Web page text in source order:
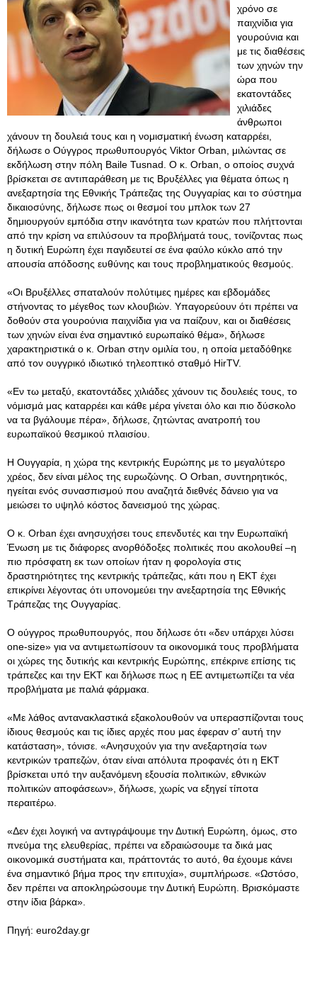
χρόνο σε
παιχνίδια για
γουρούνια και
με τις διαθέσεις
των χηνών την
ώρα που
εκατοντάδες
χιλιάδες
άνθρωποι
χάνουν τη δουλειά τους και η νομισματική ένωση καταρρέει,
δήλωσε ο Ούγγρος πρωθυπουργός Viktor Orban, μιλώντας σε
εκδήλωση στην πόλη Baile Tusnad. Ο κ. Orban, ο οποίος συχνά
βρίσκεται σε αντιπαράθεση με τις Βρυξέλλες για θέματα όπως η
ανεξαρτησία της Εθνικής Τράπεζας της Ουγγαρίας και το σύστημα
δικαιοσύνης, δήλωσε πως οι θεσμοί του μπλοκ των 27
δημιουργούν εμπόδια στην ικανότητα των κρατών που πλήττονται
από την κρίση να επιλύσουν τα προβλήματά τους, τονίζοντας πως
η δυτική Ευρώπη έχει παγιδευτεί σε ένα φαύλο κύκλο από την
απουσία απόδοσης ευθύνης και τους προβληματικούς θεσμούς.
«Οι Βρυξέλλες σπαταλούν πολύτιμες ημέρες και εβδομάδες
στήνοντας το μέγεθος των κλουβιών. Υπαγορεύουν ότι πρέπει να
δοθούν στα γουρούνια παιχνίδια για να παίζουν, και οι διαθέσεις
των χηνών είναι ένα σημαντικό ευρωπαίκό θέμα», δήλωσε
χαρακτηριστικά ο κ. Orban στην ομιλία του, η οποία μεταδόθηκε
από τον ουγγρικό ιδιωτικό τηλεοπτικό σταθμό HirTV.
«Εν τω μεταξύ, εκατοντάδες χιλιάδες χάνουν τις δουλειές τους, το
νόμισμά μας καταρρέει και κάθε μέρα γίνεται όλο και πιο δύσκολο
να τα βγάλουμε πέρα», δήλωσε, ζητώντας ανατροπή του
ευρωπαϊκού θεσμικού πλαισίου.
Η Ουγγαρία, η χώρα της κεντρικής Ευρώπης με το μεγαλύτερο
χρέος, δεν είναι μέλος της ευρωζώνης. Ο Orban, συντηρητικός,
ηγείται ενός συνασπισμού που αναζητά διεθνές δάνειο για να
μειώσει το υψηλό κόστος δανεισμού της χώρας.
Ο κ. Orban έχει ανησυχήσει τους επενδυτές και την Ευρωπαϊκή
Ένωση με τις διάφορες ανορθόδοξες πολιτικές που ακολουθεί –η
πιο πρόσφατη εκ των οποίων ήταν η φορολογία στις
δραστηριότητες της κεντρικής τράπεζας, κάτι που η ΕΚΤ έχει
επικρίνει λέγοντας ότι υπονομεύει την ανεξαρτησία της Εθνικής
Τράπεζας της Ουγγαρίας.
Ο ούγγρος πρωθυπουργός, που δήλωσε ότι «δεν υπάρχει λύσει
one-size» για να αντιμετωπίσουν τα οικονομικά τους προβλήματα
οι χώρες της δυτικής και κεντρικής Ευρώπης, επέκρινε επίσης τις
τράπεζες και την ΕΚΤ και δήλωσε πως η ΕΕ αντιμετωπίζει τα νέα
προβλήματα με παλιά φάρμακα.
«Με λάθος αντανακλαστικά εξακολουθούν να υπερασπίζονται τους
ίδιους θεσμούς και τις ίδιες αρχές που μας έφεραν σ’ αυτή την
κατάσταση», τόνισε. «Ανησυχούν για την ανεξαρτησία των
κεντρικών τραπεζών, όταν είναι απόλυτα προφανές ότι η ΕΚΤ
βρίσκεται υπό την αυξανόμενη εξουσία πολιτικών, εθνικών
πολιτικών αποφάσεων», δήλωσε, χωρίς να εξηγεί τίποτα
περαιτέρω.
«Δεν έχει λογική να αντιγράψουμε την Δυτική Ευρώπη, όμως, στο
πνεύμα της ελευθερίας, πρέπει να εδραιώσουμε τα δικά μας
οικονομικά συστήματα και, πράττοντάς το αυτό, θα έχουμε κάνει
ένα σημαντικό βήμα προς την επιτυχία», συμπλήρωσε. «Ωστόσο,
δεν πρέπει να αποκληρώσουμε την Δυτική Ευρώπη. Βρισκόμαστε
στην ίδια βάρκα».
Πηγή: euro2day.gr